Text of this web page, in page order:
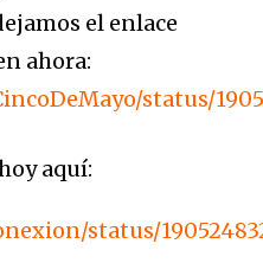
el enlace
ahora:
status/
aquí:
status/